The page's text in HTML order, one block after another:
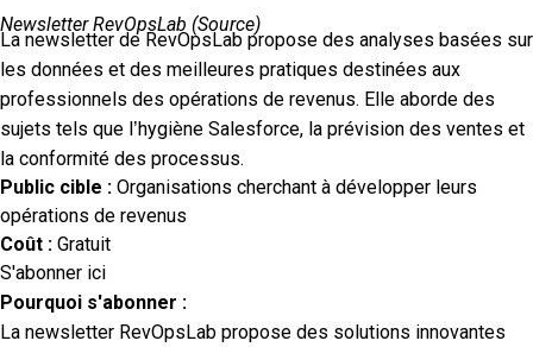
Newsletter RevOpsLab (Source)
La newsletter de RevOpsLab propose des analyses basées sur
les données et des meilleures pratiques destinées aux
professionnels des opérations de revenus. Elle aborde des
sujets tels que l’hygiène Salesforce, la prévision des ventes et
la conformité des processus.​
Public cible : Organisations cherchant à développer leurs
opérations de revenus
Coût : Gratuit
S'abonner ici
Pourquoi s'abonner :
La newsletter RevOpsLab propose des solutions innovantes